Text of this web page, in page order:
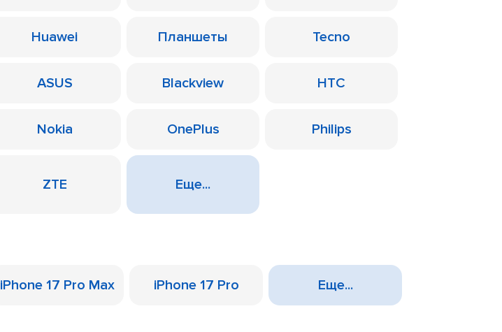
Huawei Планшеты Tecno
ASUS Blackview HTC
Nokia OnePlus Philips
ZTE Еще...
iPhone 17 Pro Max iPhone 17 Pro Еще...